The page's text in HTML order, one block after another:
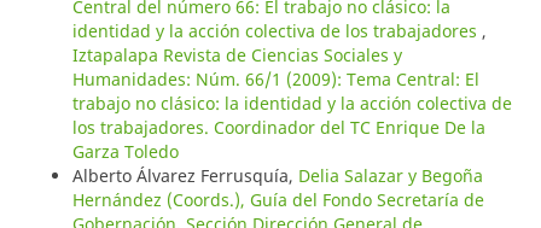
Central del número 66: El trabajo no clásico: la
identidad y la acción colectiva de los trabajadores ,
Iztapalapa Revista de Ciencias Sociales y
Humanidades: Núm. 66/1 (2009): Tema Central: El
trabajo no clásico: la identidad y la acción colectiva de
los trabajadores. Coordinador del TC Enrique De la
Garza Toledo
Alberto Álvarez Ferrusquía, Delia Salazar y Begoña
Hernández (Coords.), Guía del Fondo Secretaría de